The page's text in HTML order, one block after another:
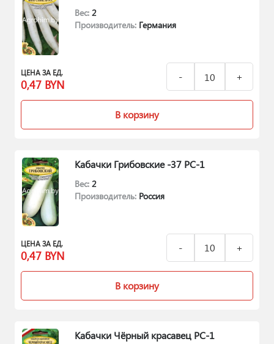
Вес: 2
Производитель: Германия
ЦЕНА ЗА ЕД.
0,47 BYN
В корзину
Кабачки Грибовские -37 РС-1
Вес: 2
Производитель: Россия
ЦЕНА ЗА ЕД.
0,47 BYN
В корзину
Кабачки Чёрный красавец РС-1